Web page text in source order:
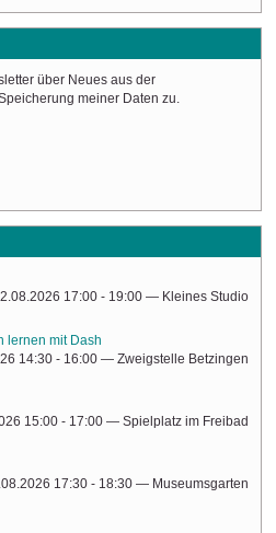
über Neues aus der
meiner Daten zu.
17:00 - 19:00 — Kleines Studio
lernen mit Dash
14:30 - 16:00 — Zweigstelle Betzingen
15:00 - 17:00 — Spielplatz im Freibad
17:30 - 18:30 — Museumsgarten